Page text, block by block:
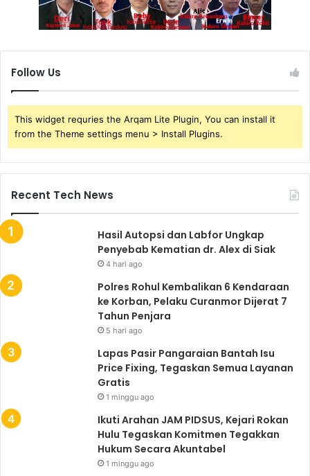
Follow Us
This widget requries the Arqam Lite Plugin, You can install it
from the Theme settings menu > Install Plugins.
Recent Tech News
Hasil Autopsi dan Labfor Ungkap
Penyebab Kematian dr. Alex di Siak
4 hari ago
Polres Rohul Kembalikan 6 Kendaraan
ke Korban, Pelaku Curanmor Dijerat 7
Tahun Penjara
5 hari ago
Lapas Pasir Pangaraian Bantah Isu
Price Fixing, Tegaskan Semua Layanan
Gratis
1 minggu ago
Ikuti Arahan JAM PIDSUS, Kejari Rokan
Hulu Tegaskan Komitmen Tegakkan
Hukum Secara Akuntabel
1 minggu ago